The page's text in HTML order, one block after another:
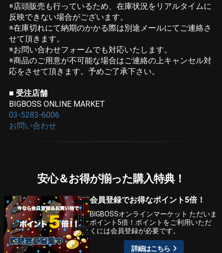
※店頭販売も行っているため、在庫状況をリアルタイムに
反映できない場合がございます。
※在庫切れにて納期のかかる際は別途メールにてご連絡さ
せて頂きます。
※お問い合わせフォームでも対応いたします。
※商品のご用意が不可能な場合はご連絡の上キャンセル対
応をさせて頂きます。予めご了承下さい。
■ 受注店舗
BIGBOSS ONLINE MARKET
03-5283-6006
お問い合わせ
安心＆お得が揃った購入特典！
会員登録でお得なポイント5倍！
BIGBOSSオンラインマーケット ただいま
ポイント5倍！ポイントをご利用いただ
くには会員登録が必要です。
詳細はこちら